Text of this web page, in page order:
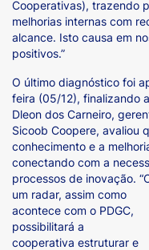
Cooperativas), trazendo
melhorias internas com
alcance. Isto causa em
positivos.”
O último diagnóstico foi
feira (05/12), finalizando
Dleon dos Carneiro,
Sicoob Coopere, avaliou
conhecimento e a
conectando com a
processos de inovação.
um radar, assim como
acontece com o PDGC,
possibilitará a
cooperativa estruturar e